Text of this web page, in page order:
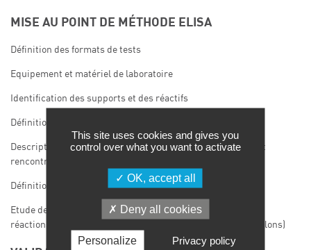
MISE AU POINT DE MÉTHODE ELISA
Définition des formats de tests
Equipement et matériel de laboratoire
Identification des supports et des réactifs
Définition des paramètres d’optimisation
Description des problèmes de développement fréquemment
rencontrés
Définition des critères d’acceptation
Etude de robustesse (étude de reproductibilité, étude des
réactions croisées, étude de stabilité du test et des échantillons)
This site uses cookies and gives you
control over what you want to activate
OK, accept all
Deny all cookies
Personalize Privacy policy